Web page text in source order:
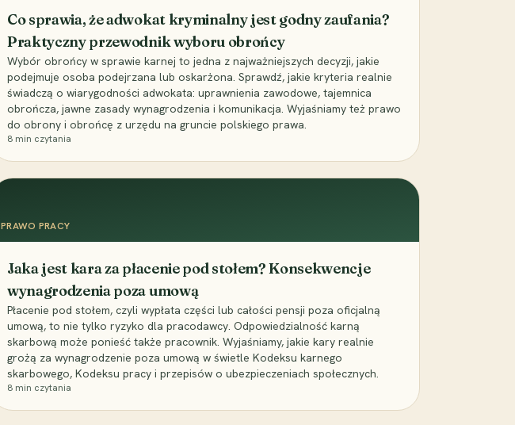
Co sprawia, że adwokat kryminalny jest godny zaufania?
Praktyczny przewodnik wyboru obrońcy
Wybór obrońcy w sprawie karnej to jedna z najważniejszych decyzji, jakie
podejmuje osoba podejrzana lub oskarżona. Sprawdź, jakie kryteria realnie
świadczą o wiarygodności adwokata: uprawnienia zawodowe, tajemnica
obrończa, jawne zasady wynagrodzenia i komunikacja. Wyjaśniamy też prawo
do obrony i obrońcę z urzędu na gruncie polskiego prawa.
8 min czytania
PRAWO PRACY
Jaka jest kara za płacenie pod stołem? Konsekwencje
wynagrodzenia poza umową
Płacenie pod stołem, czyli wypłata części lub całości pensji poza oficjalną
umową, to nie tylko ryzyko dla pracodawcy. Odpowiedzialność karną
skarbową może ponieść także pracownik. Wyjaśniamy, jakie kary realnie
grożą za wynagrodzenie poza umową w świetle Kodeksu karnego
skarbowego, Kodeksu pracy i przepisów o ubezpieczeniach społecznych.
8 min czytania